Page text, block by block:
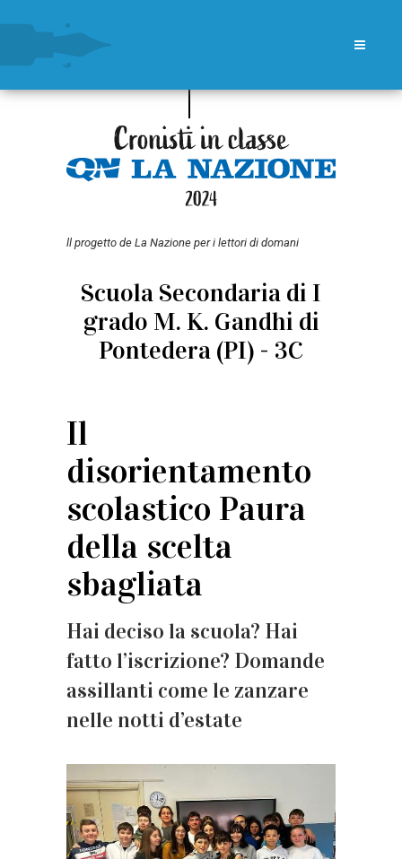
ll progetto de La Nazione per i lettori di domani
Scuola Secondaria di I
grado M. K. Gandhi di
Pontedera (PI) - 3C
Il
disorientamento
scolastico Paura
della scelta
sbagliata
Hai deciso la scuola? Hai
fatto l’iscrizione? Domande
assillanti come le zanzare
nelle notti d’estate